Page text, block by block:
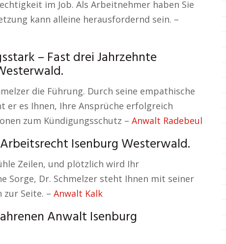
im Job. Als Arbeitnehmer haben Sie
kann alleine herausfordernd sein. –
– Fast drei Jahrzehnte
die Führung. Durch seine empathische
es Ihnen, Ihre Ansprüche erfolgreich
zum Kündigungsschutz – Anwalt Radebeul
Isenburg Westerwald.
Zeilen, und plötzlich wird Ihr
Sorge, Dr. Schmelzer steht Ihnen mit seiner
Seite. – Anwalt Kalk
Anwalt Isenburg